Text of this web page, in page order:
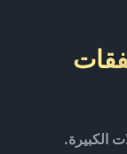
الكبيرة.